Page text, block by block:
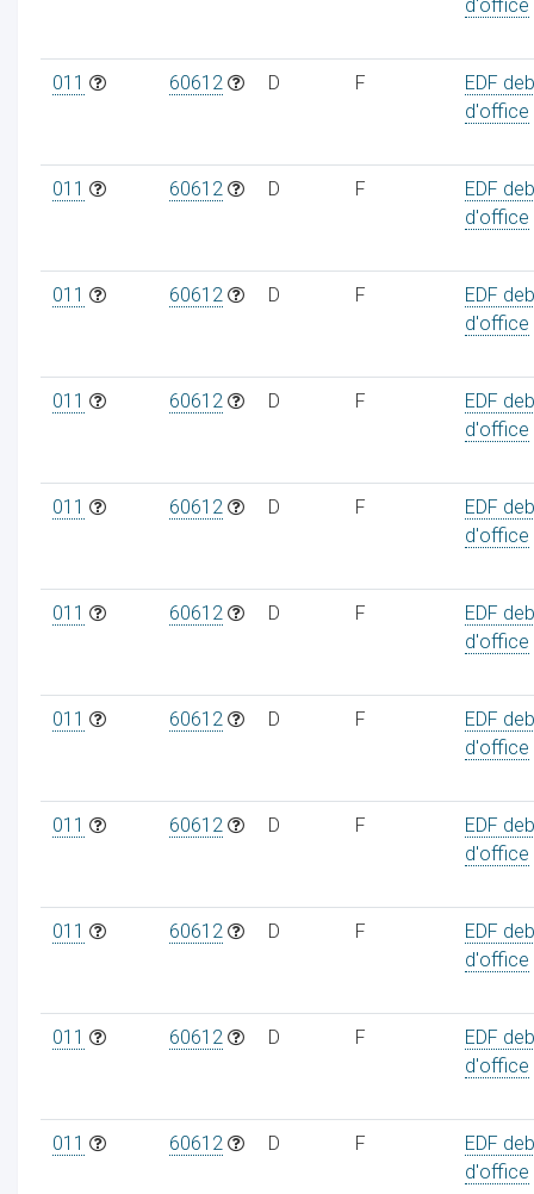
d'office
011 60612 D F
EDF
d'office
011 60612 D F
EDF
d'office
011 60612 D F
EDF
d'office
011 60612 D F
EDF
d'office
011 60612 D F
EDF
d'office
011 60612 D F
EDF
d'office
011 60612 D F
EDF
d'office
011 60612 D F
EDF
d'office
011 60612 D F
EDF
d'office
011 60612 D F
EDF
d'office
011 60612 D F
EDF
d'office